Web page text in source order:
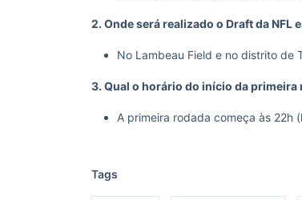
2. Onde será realizado o Draft da NFL
No Lambeau Field e no distrito de
3. Qual o horário do início da primeira
A primeira rodada começa às 22h
Tags